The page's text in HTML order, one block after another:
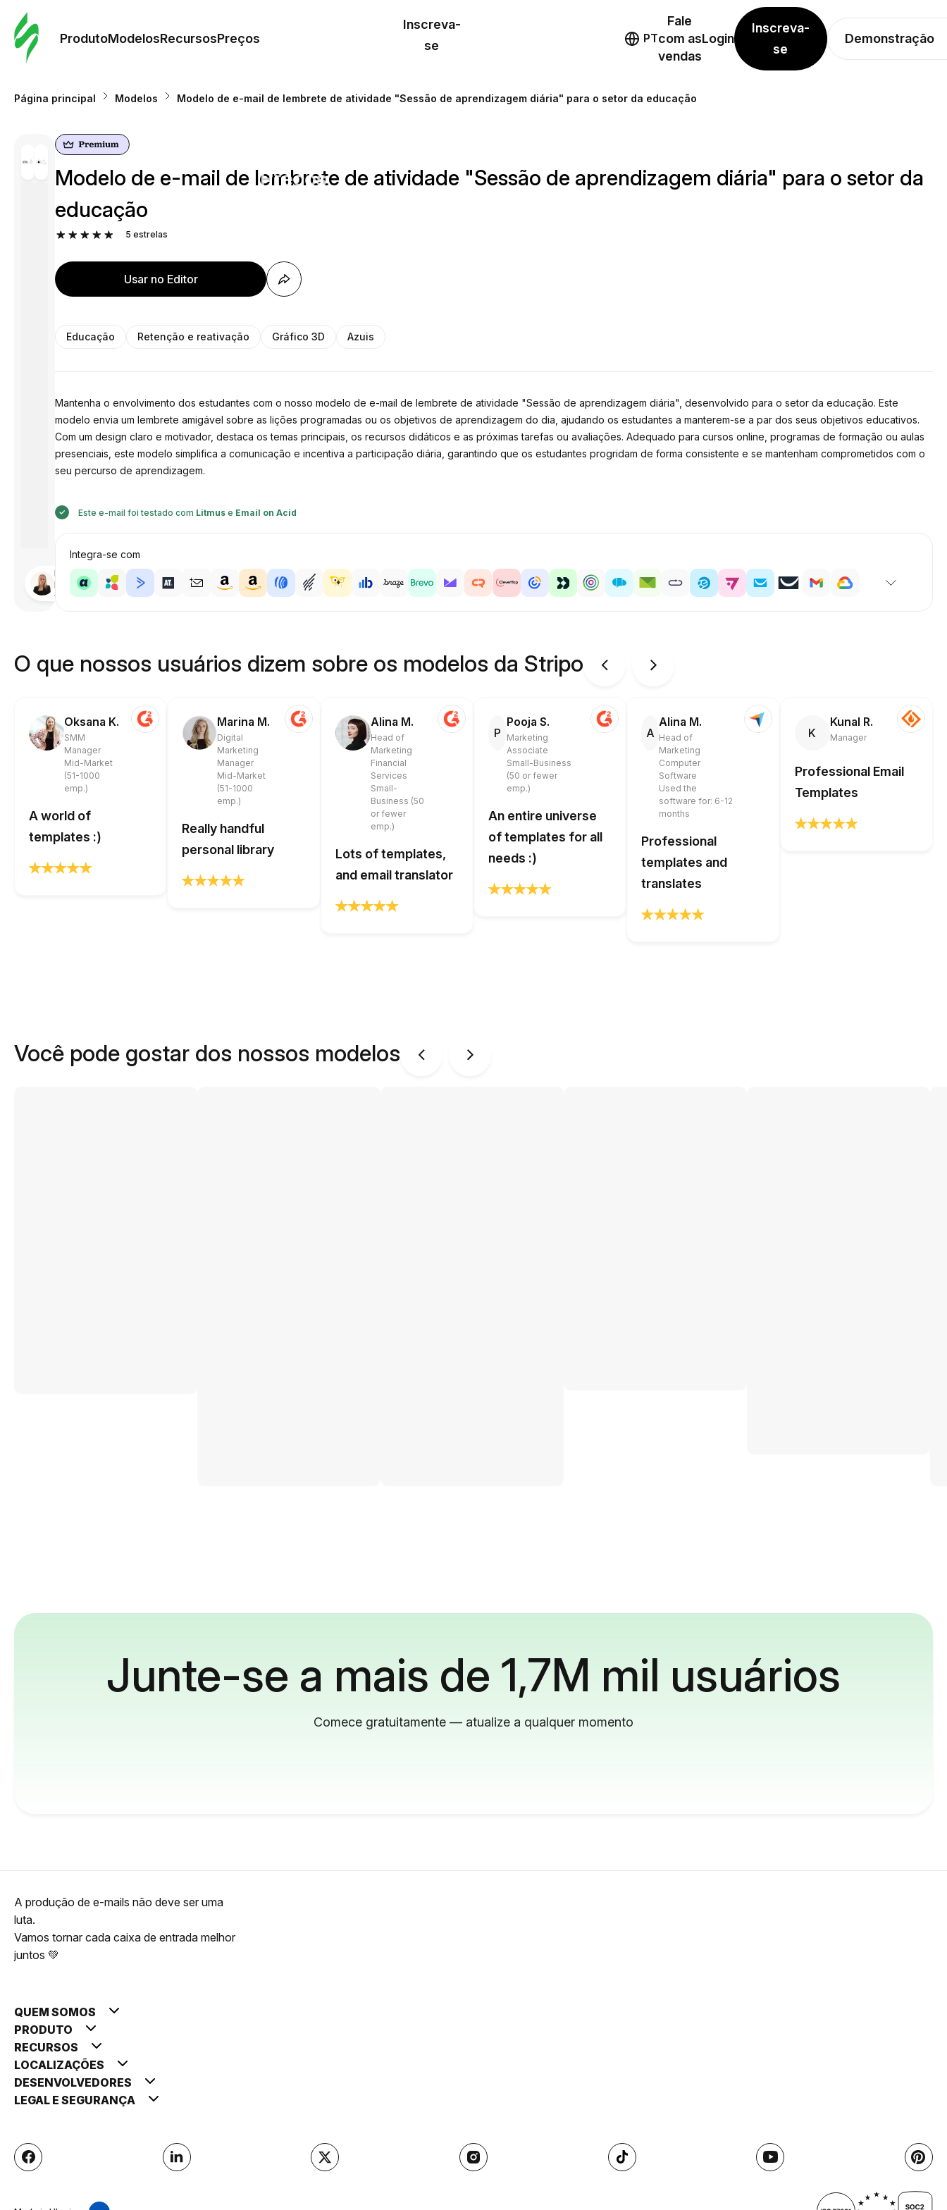
ProdutoModelosRecursosPreços
Preços
Inscreva-
se
PT
Fale
com as
vendas
Login
Inscreva-
se
Demonstração
Página principal Modelos Modelo de e-mail de lembrete de atividade "Sessão de aprendizagem diária" para o setor da educação
Desenhado
por
Anastasiia
Modelo de e-mail de lembrete de atividade "Sessão de aprendizagem diária" para o setor da
educação
5 estrelas
Usar no Editor
Educação Retenção e reativação Gráfico 3D Azuis
Mantenha o envolvimento dos estudantes com o nosso modelo de e-mail de lembrete de atividade "Sessão de aprendizagem diária", desenvolvido para o setor da educação. Este
modelo envia um lembrete amigável sobre as lições programadas ou os objetivos de aprendizagem do dia, ajudando os estudantes a manterem-se a par dos seus objetivos educativos.
Com um design claro e motivador, destaca os temas principais, os recursos didáticos e as próximas tarefas ou avaliações. Adequado para cursos online, programas de formação ou aulas
presenciais, este modelo simplifica a comunicação e incentiva a participação diária, garantindo que os estudantes progridam de forma consistente e se mantenham comprometidos com o
seu percurso de aprendizagem.
Este e-mail foi testado com Litmus e Email on Acid
Integra-se com
O que nossos usuários dizem sobre os modelos da Stripo
Oksana K.
SMM
Manager
Mid-Market
(51-1000
emp.)
A world of
templates :)
Marina M.
Digital
Marketing
Manager
Mid-Market
(51-1000
emp.)
Really handful
personal library
Alina M.
Head of
Marketing
Financial
Services
Small-
Business (50
or fewer
emp.)
Lots of templates,
and email translator
P
Pooja S.
Marketing
Associate
Small-Business
(50 or fewer
emp.)
An entire universe
of templates for all
needs :)
A
Alina M.
Head of
Marketing
Computer
Software
Used the
software for: 6-12
months
Professional
templates and
translates
K
Kunal R.
Manager
Professional Email
Templates
Você pode gostar dos nossos modelos
Junte-se a mais de 1,7M mil usuários
Comece gratuitamente — atualize a qualquer momento
A produção de e-mails não deve ser uma
luta.
Vamos tornar cada caixa de entrada melhor
juntos 💚
QUEM SOMOS
PRODUTO
RECURSOS
LOCALIZAÇÕES
DESENVOLVEDORES
LEGAL E SEGURANÇA